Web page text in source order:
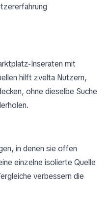
Inseraten mit
hilft zvelta Nutzern,
ohne dieselbe Suche
in denen sie offen
einzelne isolierte Quelle
verbessern die